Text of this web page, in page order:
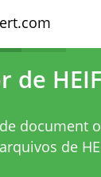
de
document
de